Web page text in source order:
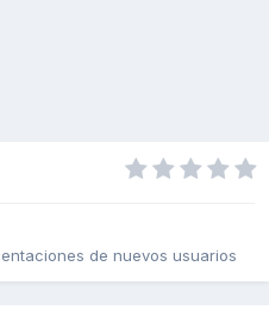
de nuevos usuarios